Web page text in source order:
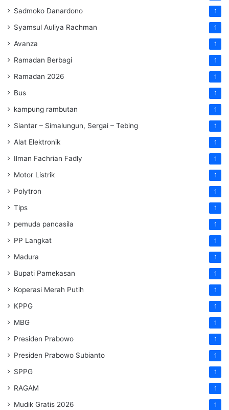
Sadmoko Danardono 1
Syamsul Auliya Rachman 1
Avanza 1
Ramadan Berbagi 1
Ramadan 2026 1
Bus 1
kampung rambutan 1
Siantar – Simalungun, Sergai – Tebing 1
Alat Elektronik 1
Ilman Fachrian Fadly 1
Motor Listrik 1
Polytron 1
Tips 1
pemuda pancasila 1
PP Langkat 1
Madura 1
Bupati Pamekasan 1
Koperasi Merah Putih 1
KPPG 1
MBG 1
Presiden Prabowo 1
Presiden Prabowo Subianto 1
SPPG 1
RAGAM 1
Mudik Gratis 2026 1